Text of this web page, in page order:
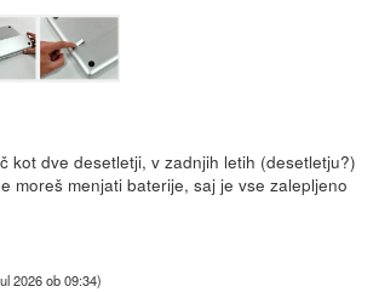
kot dve desetletji, v zadnjih letih (desetletju?)
moreš menjati baterije, saj je vse zalepljeno
2026 ob 09:34)